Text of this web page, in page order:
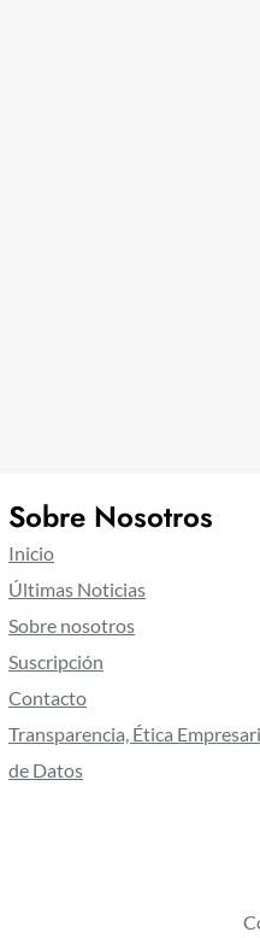
Sobre Nosotros
Inicio
Últimas Noticias
Sobre nosotros
Suscripción
Contacto
Transparencia, Ética
de Datos